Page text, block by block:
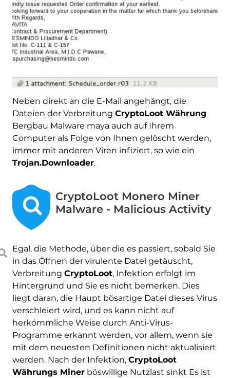
Neben direkt an die E-Mail angehängt, die
Dateien der Verbreitung CryptoLoot Währung
Bergbau Malware maya auch auf Ihrem
Computer als Folge von Ihnen gelöscht werden,
immer mit anderen Viren infiziert, so wie ein
Trojan.Downloader.
CryptoLoot Monero Miner
Malware - Malicious Activity
Egal, die Methode, über die es passiert, sobald Sie
in das Öffnen der virulente Datei getäuscht,
Verbreitung CryptoLoot, Infektion erfolgt im
Hintergrund und Sie es nicht bemerken. Dies
liegt daran, die Haupt bösartige Datei dieses Virus
verschleiert wird, und es kann nicht auf
herkömmliche Weise durch Anti-Virus-
Programme erkannt werden, vor allem, wenn sie
mit dem neuesten Definitionen nicht aktualisiert
werden. Nach der Infektion, CryptoLoot
Währungs Minerböswillige Nutzlast sinkt Es ist